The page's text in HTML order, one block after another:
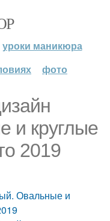
уроки маникюра
фото
и круглые
2019
Овальные и